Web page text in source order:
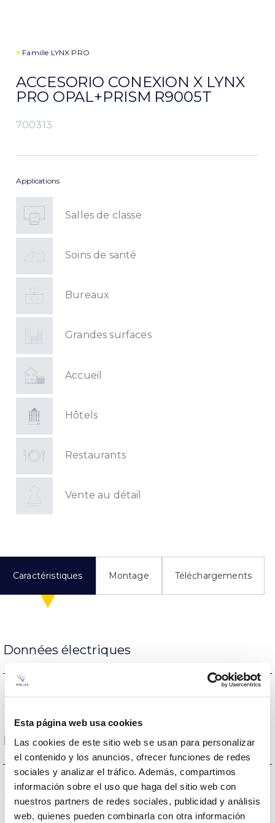
Esta página web usa cookies
Las cookies de este sitio web se usan para personalizar
el contenido y los anuncios, ofrecer funciones de redes
sociales y analizar el tráfico. Además, compartimos
información sobre el uso que haga del sitio web con
nuestros partners de redes sociales, publicidad y análisis
web, quienes pueden combinarla con otra información
> Famille LYNX PRO
ACCESORIO CONEXION X LYNX
PRO OPAL+PRISM R9005T
700313
Applications
Salles de classe
Soins de santé
Bureaux
Grandes surfaces
Accueil
Hôtels
Restaurants
Vente au détail
Caractéristiques Montage Téléchargements
Données électriques
NON
Dimensions et montage
Poids 0.82Kg
Dimensions 143x76x143mm